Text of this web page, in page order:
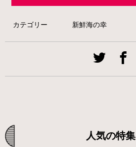
カテゴリー 新鮮海の幸
人気の特集